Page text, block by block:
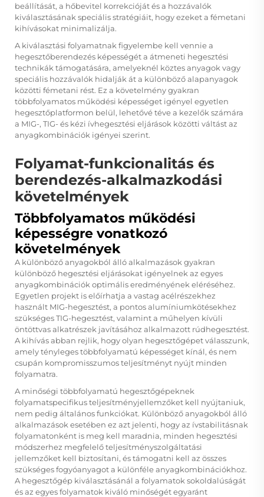
beállítását, a hőbevitel korrekcióját és a hozzávalók
kiválasztásának speciális stratégiáit, hogy ezeket a fémetani
kihívásokat minimalizálja.
A kiválasztási folyamatnak figyelembe kell vennie a
hegesztőberendezés képességét a átmeneti hegesztési
technikák támogatására, amelyeknél köztes anyagok vagy
speciális hozzávalók hidalják át a különböző alapanyagok
közötti fémetani rést. Ez a követelmény gyakran
többfolyamatos működési képességet igényel egyetlen
hegesztőplatformon belül, lehetővé téve a kezelők számára
a MIG-, TIG- és kézi ívhegesztési eljárások közötti váltást az
anyagkombinációk igényei szerint.
Folyamat-funkcionalitás és
berendezés-alkalmazkodási
követelmények
Többfolyamatos működési
képességre vonatkozó
követelmények
A különböző anyagokból álló alkalmazások gyakran
különböző hegesztési eljárásokat igényelnek az egyes
anyagkombinációk optimális eredményének eléréséhez.
Egyetlen projekt is előírhatja a vastag acélrészekhez
használt MIG-hegesztést, a pontos alumíniumkötésekhez
szükséges TIG-hegesztést, valamint a műhelyen kívüli
öntöttvas alkatrészek javításához alkalmazott rúdhegesztést.
A kihívás abban rejlik, hogy olyan hegesztőgépet válasszunk,
amely tényleges többfolyamatú képességet kínál, és nem
csupán kompromisszumos teljesítményt nyújt minden
folyamatra.
A minőségi többfolyamatú hegesztőgépeknek
folyamatspecifikus teljesítményjellemzőket kell nyújtaniuk,
nem pedig általános funkciókat. Különböző anyagokból álló
alkalmazások esetében ez azt jelenti, hogy az ívstabilitásnak
folyamatonként is meg kell maradnia, minden hegesztési
módszerhez megfelelő teljesítményszolgáltatási
jellemzőket kell biztosítani, és támogatni kell az összes
szükséges fogyóanyagot a különféle anyagkombinációkhoz.
A hegesztőgép kiválasztásánál a folyamatok sokoldalúságát
és az egyes folyamatok kiváló minőségét egyaránt